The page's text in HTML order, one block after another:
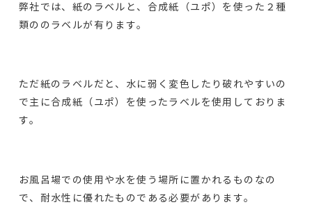
弊社では、紙のラベルと、合成紙（ユポ）を使った２種
類ののラベルが有ります。
ただ紙のラベルだと、水に弱く変色したり破れやすいの
で主に合成紙（ユポ）を使ったラベルを使用しておりま
す。
お風呂場での使用や水を使う場所に置かれるものなの
で、耐水性に優れたものである必要があります。